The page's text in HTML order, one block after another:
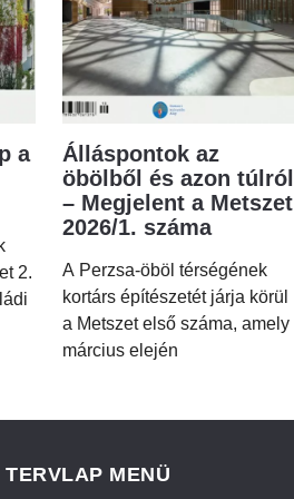
a
2.
Álláspontok az
öbölből és azon túlról
– Megjelent a Metszet
2026/1. száma
A Perzsa-öböl térségének
kortárs építészetét járja körül
a Metszet első száma, amely
március elején
TERVLAP MENÜ